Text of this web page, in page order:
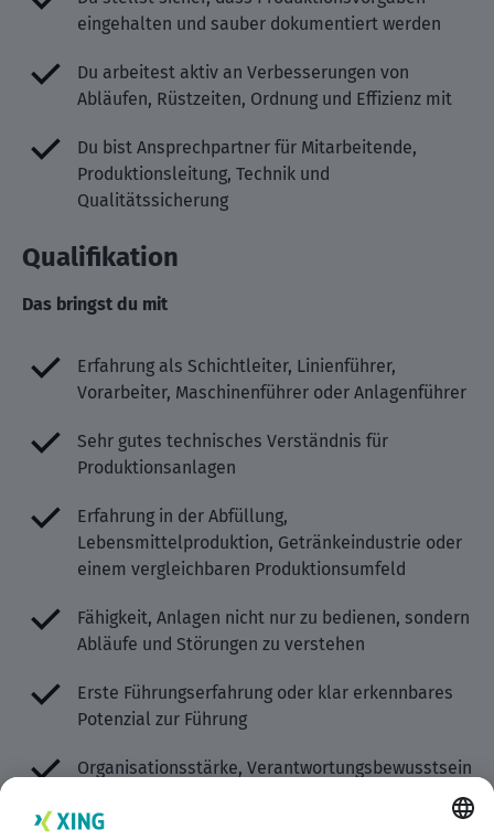
eingehalten und sauber dokumentiert werden
Du arbeitest aktiv an Verbesserungen von
Abläufen, Rüstzeiten, Ordnung und Effizienz mit
Du bist Ansprechpartner für Mitarbeitende,
Produktionsleitung, Technik und
Qualitätssicherung
Qualifikation
Das bringst du mit
Erfahrung als Schichtleiter, Linienführer,
Vorarbeiter, Maschinenführer oder Anlagenführer
Sehr gutes technisches Verständnis für
Produktionsanlagen
Erfahrung in der Abfüllung,
Lebensmittelproduktion, Getränkeindustrie oder
einem vergleichbaren Produktionsumfeld
Fähigkeit, Anlagen nicht nur zu bedienen, sondern
Abläufe und Störungen zu verstehen
Erste Führungserfahrung oder klar erkennbares
Potenzial zur Führung
Organisationsstärke, Verantwortungsbewusstsein